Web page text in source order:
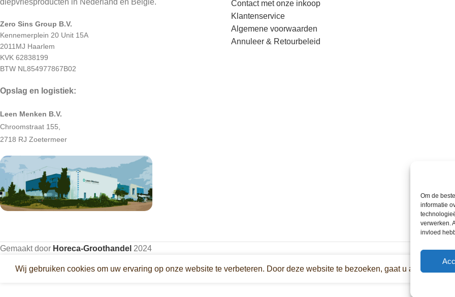
Om de
informatie
verwerken.
invloed
Zero Sins Group B.V.
Kennemerplein 20 Unit 15A
2011MJ Haarlem
KVK 62838199
BTW NL854977867B02
Opslag en logistiek:
Leen Menken B.V.
Chroomstraat 155,
2718 RJ Zoetermeer
Contact met onze inkoop
Klantenservice
Algemene voorwaarden
Annuleer & Retourbeleid
Gemaakt door Horeca-Groothandel 2024
Wij gebruiken cookies om uw ervaring op onze website te verbeteren. Door deze website te bezoeken, gaat u akkoord met